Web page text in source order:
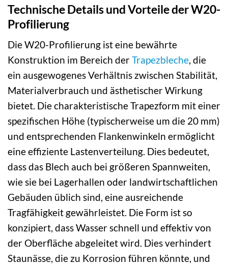
Technische Details und Vorteile der W20-
Profilierung
Die W20-Profilierung ist eine bewährte
Konstruktion im Bereich derTrapezbleche, die
ein ausgewogenes Verhältnis zwischen Stabilität,
Materialverbrauch und ästhetischer Wirkung
bietet. Die charakteristische Trapezform mit einer
spezifischen Höhe (typischerweise um die 20 mm)
und entsprechenden Flankenwinkeln ermöglicht
eine effiziente Lastenverteilung. Dies bedeutet,
dass das Blech auch bei größeren Spannweiten,
wie sie bei Lagerhallen oder landwirtschaftlichen
Gebäuden üblich sind, eine ausreichende
Tragfähigkeit gewährleistet. Die Form ist so
konzipiert, dass Wasser schnell und effektiv von
der Oberfläche abgeleitet wird. Dies verhindert
Staunässe, die zu Korrosion führen könnte, und